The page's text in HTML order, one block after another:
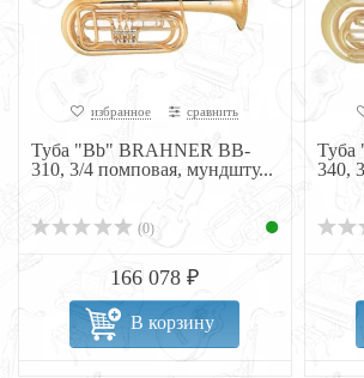
избранное сравнить
Туба "Bb" BRAHNER BB-
310, 3/4 помповая, мундшту...
(0)
166 078 ₽
В корзину
Туба
340,